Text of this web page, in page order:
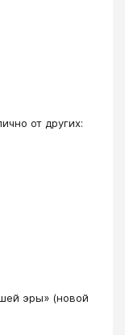
от других:
эры» (новой